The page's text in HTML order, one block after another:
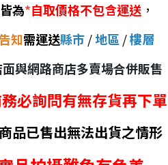
為*自取價格不包含運送，
知需運送縣市/地區 /樓層
與網路商店多賣場合併販售
必詢問有無存貨再下單
品已售出無法出貨之情形